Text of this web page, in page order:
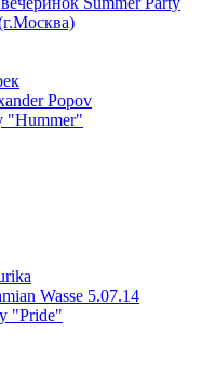
Popov
"Hummer"
Wasse 5.07.14
"Pride"